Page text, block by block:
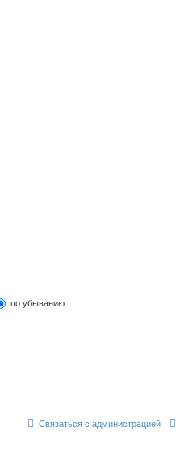
по убыванию
Связаться с администрацией